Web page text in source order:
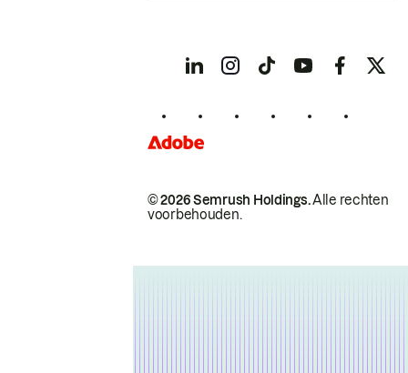
© 2026 Semrush Holdings.Alle rechten
voorbehouden.